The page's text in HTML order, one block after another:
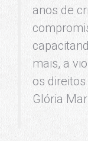
anos de
mais, a
os
Glória